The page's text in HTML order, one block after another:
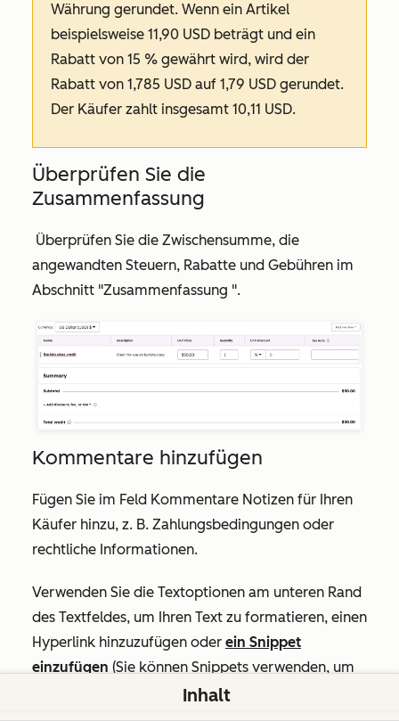
Währung gerundet. Wenn ein Artikel
beispielsweise 11,90 USD beträgt und ein
Rabatt von 15 % gewährt wird, wird der
Rabatt von 1,785 USD auf 1,79 USD gerundet.
Der Käufer zahlt insgesamt 10,11 USD.
Überprüfen Sie die
Zusammenfassung
Überprüfen Sie die Zwischensumme, die
angewandten Steuern, Rabatte und Gebühren im
Abschnitt "Zusammenfassung ".
Kommentare hinzufügen
Fügen Sie im Feld Kommentare Notizen für Ihren
Käufer hinzu, z. B. Zahlungsbedingungen oder
rechtliche Informationen.
Verwenden Sie die Textoptionen am unteren Rand
des Textfeldes, um Ihren Text zu formatieren, einen
Hyperlink hinzuzufügen oder ein Snippet
einzufügen (Sie können Snippets verwenden, um
Textstücke zu erstellen. Wenn Sie z. B. regelmäßig
dieselben Begriffe in einer Gutschrift verwenden,
Inhalt